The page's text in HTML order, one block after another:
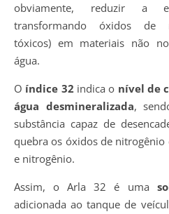
obviamente, reduzir a
transformando óxidos de
tóxicos) em materiais não
água.
O índice 32 indica o nível de
água desmineralizada,
substância capaz de
quebra os óxidos de
e nitrogênio.
Assim, o Arla 32 é uma
adicionada ao tanque de